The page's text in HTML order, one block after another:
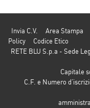
Invia C.V. Area Stampa
Policy
Codice Etico
RETE BLU S.p.a - Sede
Capitale
C.F. e Numero